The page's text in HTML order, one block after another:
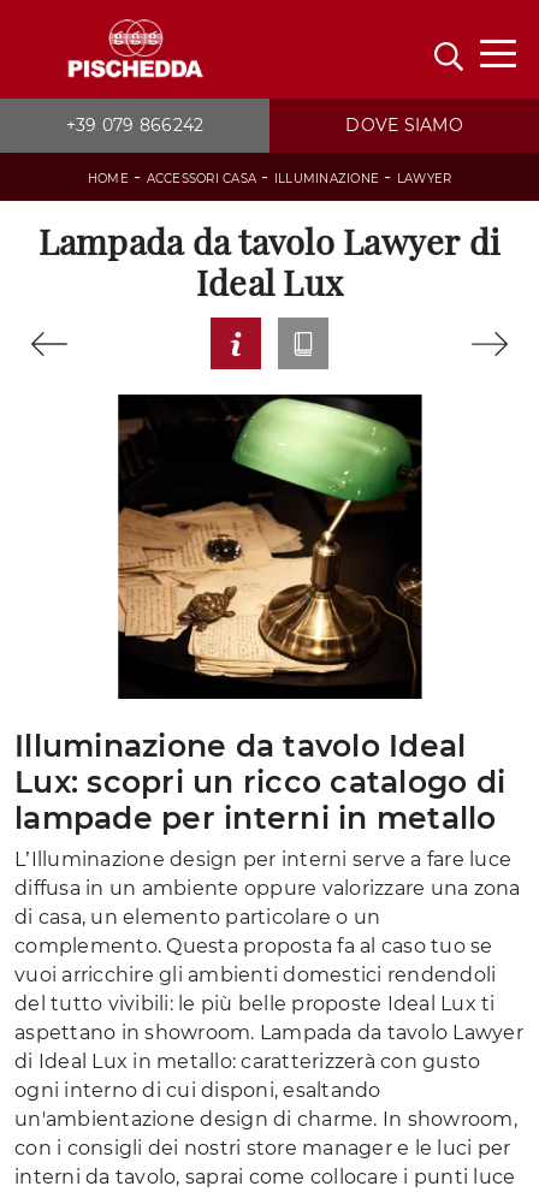
+39 079 866242 DOVE SIAMO
HOME - ACCESSORI CASA - ILLUMINAZIONE - LAWYER
Lampada da tavolo Lawyer di
Ideal Lux
Illuminazione da tavolo Ideal
Lux: scopri un ricco catalogo di
lampade per interni in metallo
L’Illuminazione design per interni serve a fare luce
diffusa in un ambiente oppure valorizzare una zona
di casa, un elemento particolare o un
complemento. Questa proposta fa al caso tuo se
vuoi arricchire gli ambienti domestici rendendoli
del tutto vivibili: le più belle proposte Ideal Lux ti
aspettano in showroom. Lampada da tavolo Lawyer
di Ideal Lux in metallo: caratterizzerà con gusto
ogni interno di cui disponi, esaltando
un'ambientazione design di charme. In showroom,
con i consigli dei nostri store manager e le luci per
interni da tavolo, saprai come collocare i punti luce